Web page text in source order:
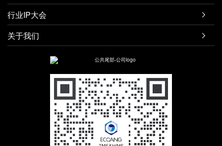
行业IP大会 
关于我们 